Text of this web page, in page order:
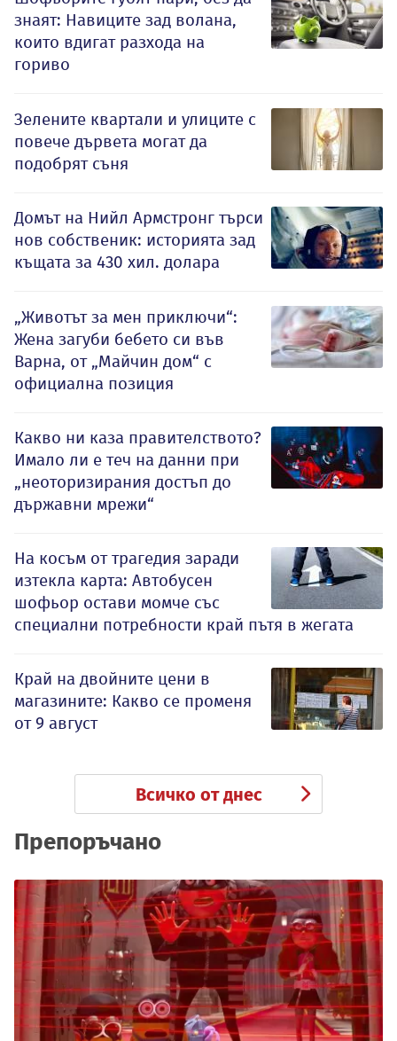
знаят: Навиците зад волана,
които вдигат разхода на
гориво
Зелените квартали и улиците с
повече дървета могат да
подобрят съня
Домът на Нийл Армстронг търси
нов собственик: историята зад
къщата за 430 хил. долара
„Животът за мен приключи“:
Жена загуби бебето си във
Варна, от „Майчин дом“ с
официална позиция
Какво ни каза правителството?
Имало ли е теч на данни при
„неоторизирания достъп до
държавни мрежи“
На косъм от трагедия заради
изтекла карта: Автобусен
шофьор остави момче със
специални потребности край пътя в жегата
Край на двойните цени в
магазините: Какво се променя
от 9 август
Всичко от днес
Препоръчано